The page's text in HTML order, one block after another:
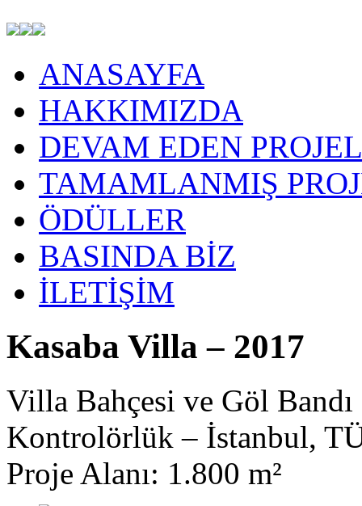
ANASAYFA
HAKKIMIZDA
DEVAM EDEN
TAMAMLANMIŞ
ÖDÜLLER
BASINDA BİZ
İLETİŞİM
Kasaba Villa – 2017
Villa Bahçesi ve Göl Bandı
Kontrolörlük – İstanbul,
Proje Alanı: 1.800 m²